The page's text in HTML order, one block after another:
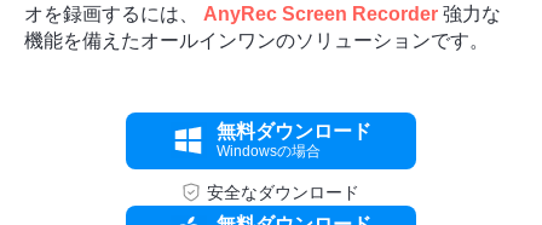
オを録画するには、 AnyRec Screen Recorder 強力な
機能を備えたオールインワンのソリューションです。
無料ダウンロード
Windowsの場合
安全なダウンロード